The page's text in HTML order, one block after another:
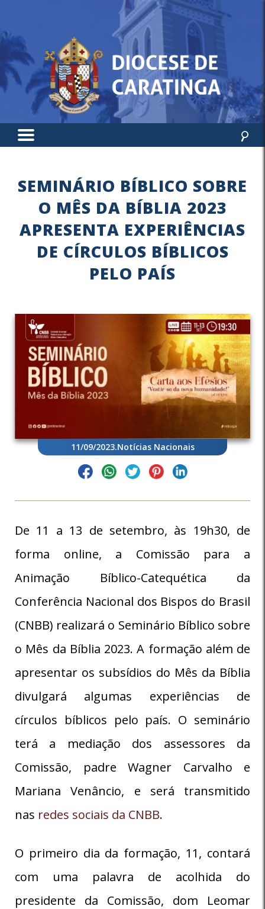
SEMINÁRIO BÍBLICO SOBRE
O MÊS DA BÍBLIA 2023
APRESENTA EXPERIÊNCIAS
DE CÍRCULOS BÍBLICOS
PELO PAÍS
11/09/2023.Notícias Nacionais
De 11 a 13 de setembro, às 19h30, de
forma online, a Comissão para a
Animação Bíblico-Catequética da
Conferência Nacional dos Bispos do Brasil
(CNBB) realizará o Seminário Bíblico sobre
o Mês da Bíblia 2023. A formação além de
apresentar os subsídios do Mês da Bíblia
divulgará algumas experiências de
círculos bíblicos pelo país. O seminário
terá a mediação dos assessores da
Comissão, padre Wagner Carvalho e
Mariana Venâncio, e será transmitido
nas redes sociais da CNBB.
O primeiro dia da formação, 11, contará
com uma palavra de acolhida do
presidente da Comissão, dom Leomar